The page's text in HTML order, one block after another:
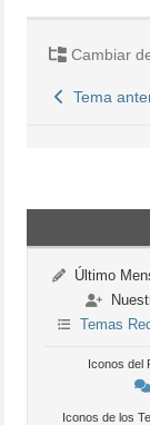
Cambiar
Tema
Último
Temas
Iconos del
Iconos de los